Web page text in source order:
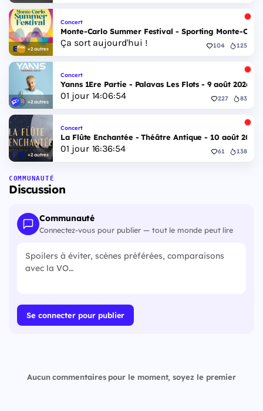
+2 autres
Concert
Monte-Carlo Summer Festival - Sporting Monte-
Ça sort aujourd'hui ! 104 125
+2 autres
Concert
Yanns 1Ere Partie - Palavas Les Flots - 9 août 2026
01 jour 14:06:53 227 83
+2 autres
Concert
La Flûte Enchantée - Théâtre Antique - 10 août 2026
01 jour 16:36:53 61 138
COMMUNAUTÉ
Discussion
Communauté
Connectez-vous pour publier — tout le monde peut lire
Se connecter pour publier
Aucun commentaires pour le moment, soyez le premier